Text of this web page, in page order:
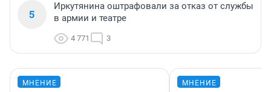
5
Иркутянина оштрафовали за отказ от службы
в армии и театре
4 771 3
МНЕНИЕ МНЕНИЕ